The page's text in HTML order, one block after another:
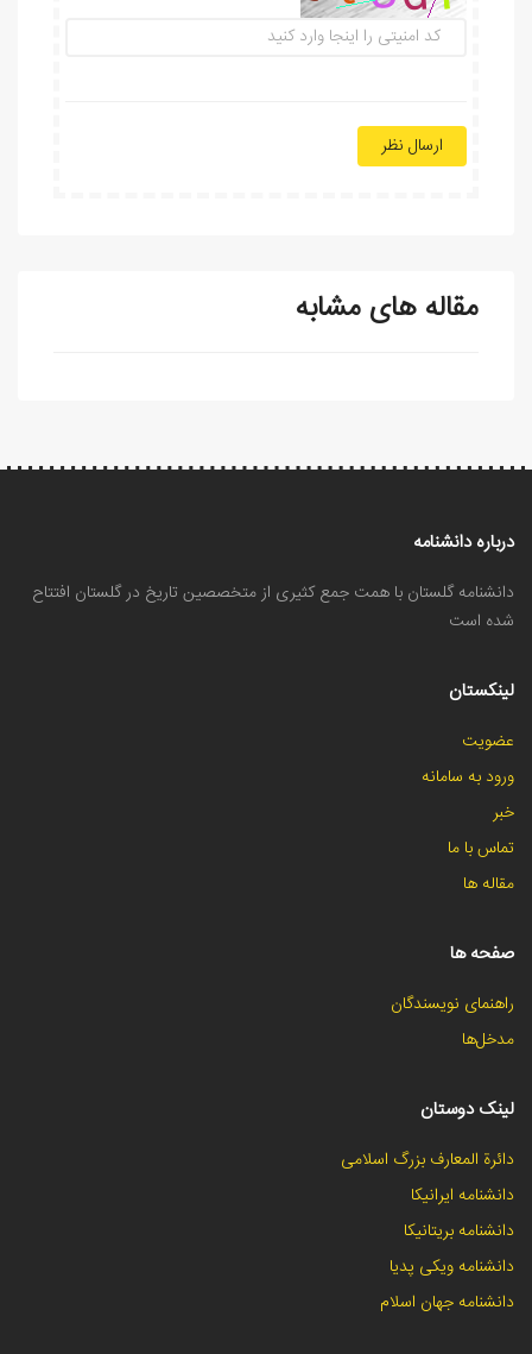
ارسال نظر
مقاله های مشابه
درباره دانشنامه
دانشنامه گلستان با همت جمع کثیری از متخصصین تاریخ در گلستان افتتاح
شده است
لینکستان
عضویت
ورود به سامانه
خبر
تماس با ما
مقاله ها
صفحه ها
راهنمای نویسندگان
مدخل‌ها
لینک دوستان
دائرة المعارف بزرگ اسلامی
دانشنامه ایرانیکا
دانشنامه بریتانیکا
دانشنامه ویکی پدیا
دانشنامه جهان اسلام